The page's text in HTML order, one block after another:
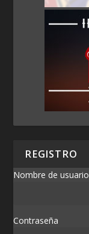
REGISTRO
Nombre de usuario
Contraseña